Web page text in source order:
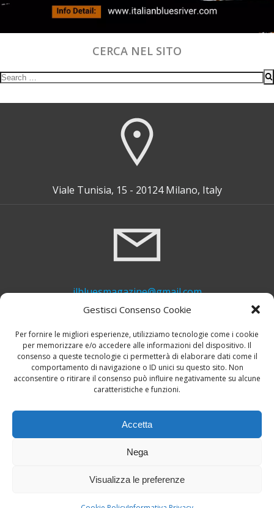
Gestisci Consenso Cookie
Per fornire le migliori esperienze, utilizziamo tecnologie come i cookie
per memorizzare e/o accedere alle informazioni del dispositivo. Il
consenso a queste tecnologie ci permetterà di elaborare dati come il
comportamento di navigazione o ID unici su questo sito. Non
acconsentire o ritirare il consenso può influire negativamente su alcune
caratteristiche e funzioni.
Accetta
Nega
Visualizza le preferenze
CERCA NEL SITO
Search
Viale Tunisia, 15 - 20124 Milano, Italy
ilbluesmagazine@gmail.com
+39 339 748 6635
© 2026 Il Blues Magazine. Powered by